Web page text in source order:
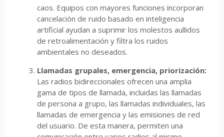
caos. Equipos con mayores funciones incorporan
cancelación de ruido basado en inteligencia
artificial ayudan a suprimir los molestos aullidos
de retroalimentación y filtra los ruidos
ambientales no deseados.
Llamadas grupales, emergencia, priorización:
Las radios bidireccionales ofrecen una amplia
gama de tipos de llamada, incluidas las llamadas
de persona a grupo, las llamadas individuales, las
llamadas de emergencia y las emisiones de red
del usuario. De esta manera, permiten una